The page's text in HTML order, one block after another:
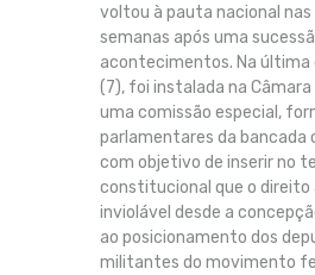
voltou à pauta nacional
semanas após uma
acontecimentos. Na
(7), foi instalada na
uma comissão especial,
parlamentares da bancada
com objetivo de inserir no
constitucional que o direito
inviolável desde a
ao posicionamento dos
militantes do movimento